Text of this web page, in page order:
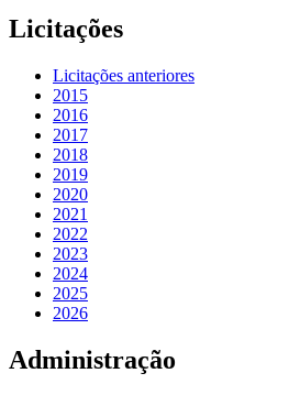
Licitações
Licitações anteriores
2015
2016
2017
2018
2019
2020
2021
2022
2023
2024
2025
2026
Administração